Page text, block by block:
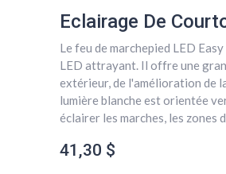
Eclairage De
Le feu de marchepied LED
LED attrayant. Il offre une
extérieur, de l'amélioration de
lumière blanche est orientée
éclairer les marches, les zones
41,30 $